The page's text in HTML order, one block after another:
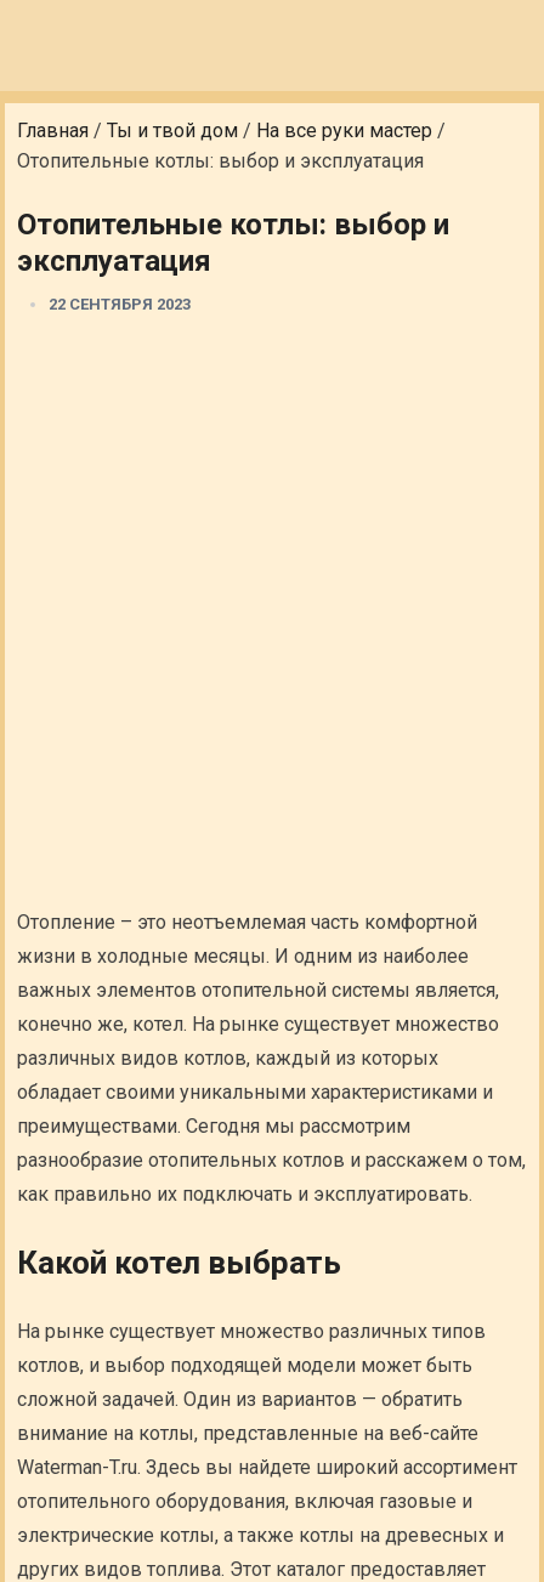
Главная /Ты и твой дом / На все руки мастер /
Отопительные котлы: выбор и эксплуатация
Отопительные котлы: выбор и
эксплуатация
22 СЕНТЯБРЯ 2023
Отопление – это неотъемлемая часть комфортной
жизни в холодные месяцы. И одним из наиболее
важных элементов отопительной системы является,
конечно же, котел. На рынке существует множество
различных видов котлов, каждый из которых
обладает своими уникальными характеристиками и
преимуществами. Сегодня мы рассмотрим
разнообразие отопительных котлов и расскажем о том,
как правильно их подключать и эксплуатировать.
Какой котел выбрать
На рынке существует множество различных типов
котлов, и выбор подходящей модели может быть
сложной задачей. Один из вариантов — обратить
внимание на котлы, представленные на веб-сайте
Waterman-T.ru. Здесь вы найдете широкий ассортимент
отопительного оборудования, включая газовые и
электрические котлы, а также котлы на древесных и
других видов топлива. Этот каталог предоставляет